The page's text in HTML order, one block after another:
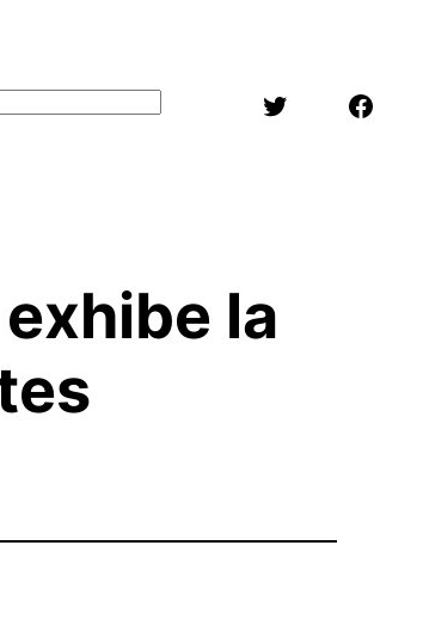
Twitter
la